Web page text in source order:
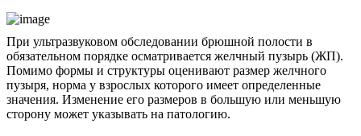
При ультразвуковом обследовании брюшной полости в
обязательном порядке осматривается желчный пузырь (ЖП).
Помимо формы и структуры оценивают размер желчного
пузыря, норма у взрослых которого имеет определенные
значения. Изменение его размеров в большую или меньшую
сторону может указывать на патологию.